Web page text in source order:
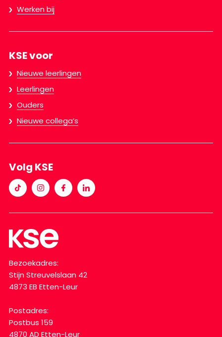
Werken bij
KSE voor
Nieuwe leerlingen
Leerlingen
Ouders
Nieuwe collega’s
Volg KSE
Bezoekadres:
Stijn Streuvelslaan 42
4873 EB Etten-Leur
Postadres:
Postbus 159
4870 AD Etten-Leur